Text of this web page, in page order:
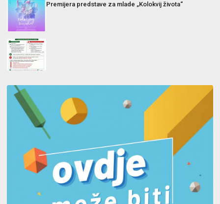
Premijera predstave za mlade „Kolokvij života“